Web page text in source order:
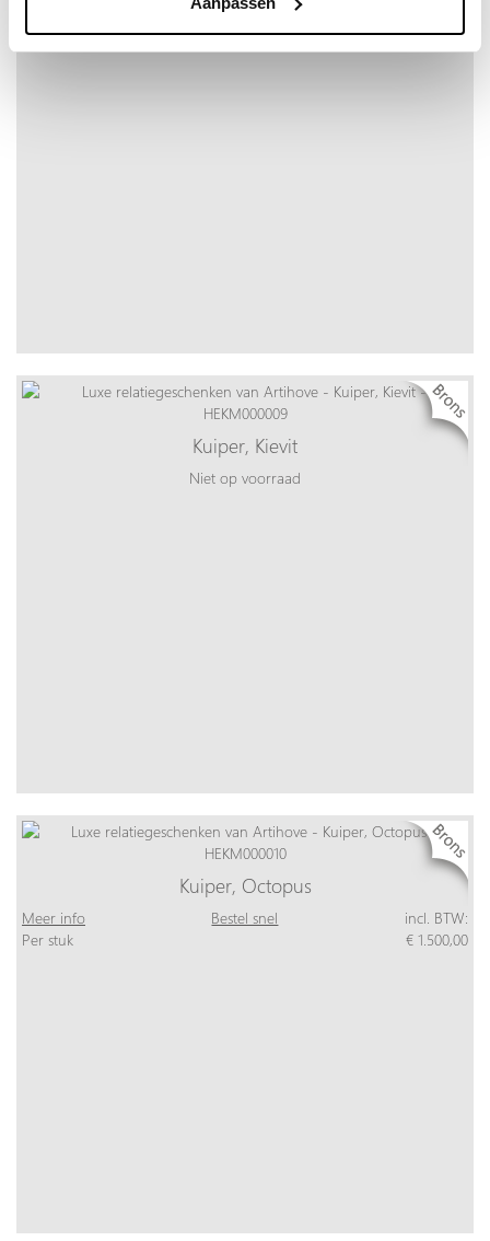
De kracht van een gelijkwaardig…
Niet op voorraad
Kuiper, Kievit
Niet op voorraad
Kuiper, Octopus
Meer info Bestel snel
incl. BTW:
Per stuk
€ 1.500,00